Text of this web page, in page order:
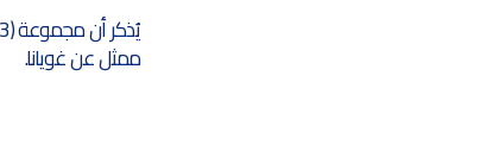
ممثل عن غويانا.